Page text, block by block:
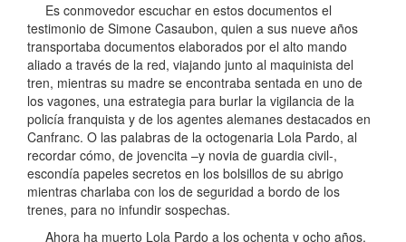
Es conmovedor escuchar en estos documentos el
testimonio de Simone Casaubon, quien a sus nueve años
transportaba documentos elaborados por el alto mando
aliado a través de la red, viajando junto al maquinista del
tren, mientras su madre se encontraba sentada en uno de
los vagones, una estrategia para burlar la vigilancia de la
policía franquista y de los agentes alemanes destacados en
Canfranc. O las palabras de la octogenaria Lola Pardo, al
recordar cómo, de jovencita –y novia de guardia civil-,
escondía papeles secretos en los bolsillos de su abrigo
mientras charlaba con los de seguridad a bordo de los
trenes, para no infundir sospechas.
Ahora ha muerto Lola Pardo a los ochenta y ocho años,